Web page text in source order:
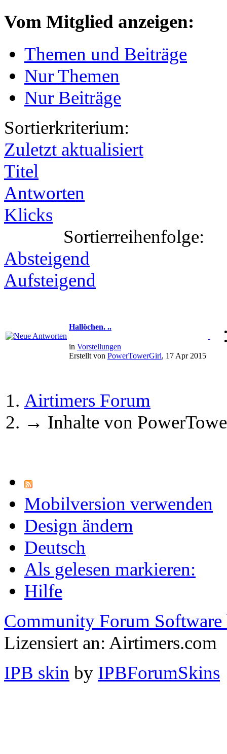
Vom Mitglied anzeigen:
Themen und Beiträge
Nur Themen
Nur Beiträge
Sortierkriterium:
Zuletzt aktualisiert
Titel
Antworten
Klicks
Sortierreihenfolge:
Absteigend
Aufsteigend
Hallöchen. ..
in Vorstellungen
Erstellt von PowerTowerGirl, 17 Apr 2015
Airtimers Forum
→ Inhalte von
Mobilversion verwenden
Design ändern
Deutsch
Als gelesen markieren:
Hilfe
Community Forum Software
Lizensiert an: Airtimers.com
IPB skin by IPBForumSkins